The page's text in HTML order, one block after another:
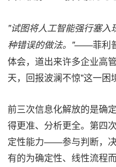
"试图将人工智能强行塞
种错误的做法。"——菲利
体会，道出来许多企业高
天，回报波澜不惊"这一困
前三次信息化解放的是
得更准、分析更全。第四
定性能力——参与判断，
有的为确定性、线性流程